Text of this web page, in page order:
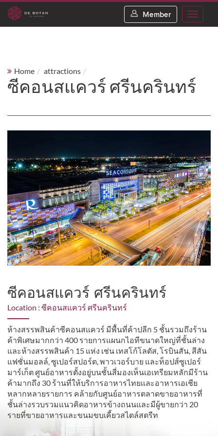
Toggle
Member
Home attractions
ซีคอนสแควร์ ศรีนครินทร์
ซีคอนสแควร์ ศรีนครินทร์
Location : ซีคอนสแควร์ ศรีนครินทร์
ห้างสรรพสินค้าซีคอนสแควร์ มีพื้นที่ค้าปลีก 5 ชั้นรวมถึงร้าน
ค้าพิเศษมากกว่า 400 รายการแผนกไอทีขนาดใหญ่ที่ชั้นล่าง
และห้างสรรพสินค้า 15 แห่ง เช่น เทสโก้โลตัส, โรบินสัน, สีสัน
แฟชั่นมอลล์, ซูเปอร์สปอร์ต, พาวเวอร์บาย และท็อปส์ซูเปอร์
มาร์เก็ต ศูนย์อาหารตั้งอยู่บนชั้นสี่มองเห็นเอเทรียมหลักมีร้าน
ค้ามากถึง 30 ร้านที่ให้บริการอาหารไทยและอาหารเอเชีย
หลากหลายรายการ คล้ายกับศูนย์อาหารตลาดขายอาหารที่
ชั้นล่างรวบรวมแนวคิดอาหารข้างถนนและมีผู้ขายกว่า 20
รายที่ขายอาหารและขนมขบเคี้ยวสไตล์สตรีท